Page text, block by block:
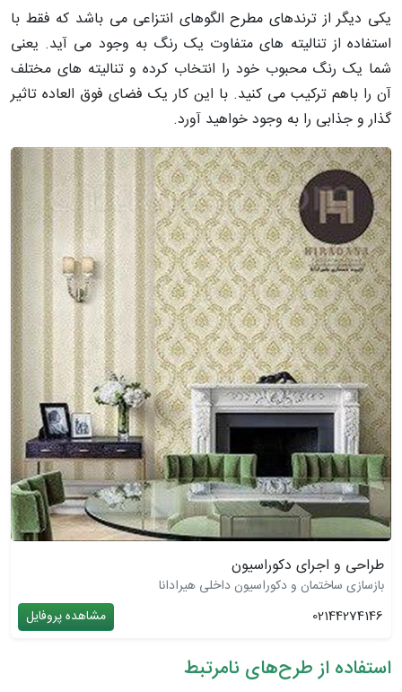
یکی دیگر از ترندهای مطرح الگوهای انتزاعی می باشد که فقط با
استفاده از تنالیته های متفاوت یک رنگ به وجود می آید. یعنی
شما یک رنگ محبوب خود را انتخاب کرده و تنالیته های مختلف
آن را باهم ترکیب می کنید. با این کار یک فضای فوق العاده تاثیر
گذار و جذابی را به وجود خواهید آورد.
طراحی و اجرای دکوراسیون
بازسازی ساختمان و دکوراسیون داخلی هیرادانا
02144274146
مشاهده پروفایل
استفاده از طرح‌های نامرتبط